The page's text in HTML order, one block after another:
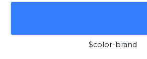
$color-brand